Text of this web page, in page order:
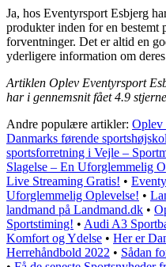
Ja, hos Eventyrsport Esbjerg
produkter inden for en
forventninger. Det er altid en
yderligere information om
Artiklen Oplev Eventyrsport
har i gennemsnit fået4.9
Andre populære artikler: Oplev
Danmarks førende
sportsforretning i Vejle –
Slagelse – En Uforglemmelig
Live Streaming Gratis! •
Uforglemmelig Oplevelse! •
landmand på Landmand.dk •
Sportstiming! • Audi A3
Komfort og Ydelse • Her er
Herrehåndbold 2022 • Sådan